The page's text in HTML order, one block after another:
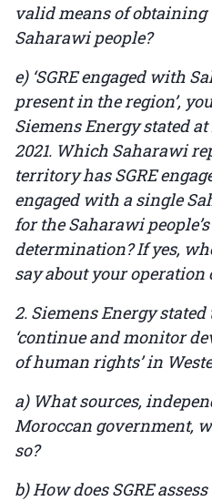
valid means of obtaining
Saharawi people?
e) ‘SGRE engaged with
present in the region’,
Siemens Energy stated
2021. Which Saharawi
territory has SGRE
engaged with a single
for the Saharawi
determination? If yes,
say about your
2. Siemens Energy
‘continue and monitor
of human rights’ in
a) What sources,
Moroccan government,
so?
b) How does SGRE